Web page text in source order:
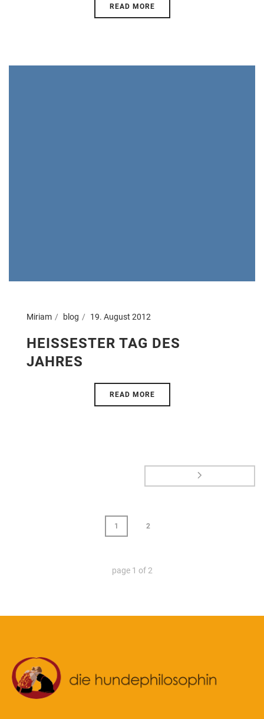
READ MORE
Miriam blog 19. August 2012
HEISSESTER TAG DES J
AHRES
READ MORE
1 2
page 1 of 2